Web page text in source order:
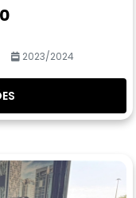
2023/2024